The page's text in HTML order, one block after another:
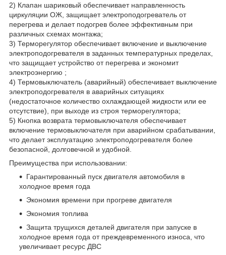
2) Клапан шариковый обеспечивает направленность
циркуляции ОЖ, защищает электроподогреватель от
перегрева и делает подогрев более эффективным при
различных схемах монтажа;
3) Терморегулятор обеспечивает включение и выключение
электроподогревателя в заданных температурных пределах,
что защищает устройство от перегрева и экономит
электроэнергию ;
4) Термовыключатель (аварийный) обеспечивает выключение
электроподогревателя в аварийных ситуациях
(недостаточное количество охлаждающей жидкости или ее
отсутствие), при выходе из строя терморегулятора;
5) Кнопка возврата термовыключателя обеспечивает
включение термовыключателя при аварийном срабатывании,
что делает эксплуатацию электроподогревателя более
безопасной, долговечной и удобной.
Преимущества при использовании:
Гарантированный пуск двигателя автомобиля в
холодное время года
Экономия времени при прогреве двигателя
Экономия топлива
Защита трущихся деталей двигателя при запуске в
холодное время года от преждевременного износа, что
увеличивает ресурс ДВС